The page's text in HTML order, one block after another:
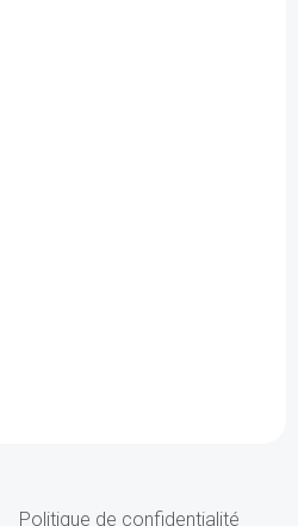
Politique de confidentialité